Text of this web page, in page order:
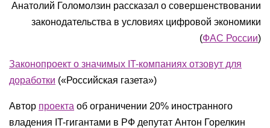
Анатолий Голомолзин рассказал о совершенствовании
законодательства в условиях цифровой экономики
(ФАС России)
Законопроект о значимых IT-компаниях отзовут для
доработки («Российская газета»)
Автор проекта об ограничении 20% иностранного
владения IT-гигантами в РФ депутат Антон Горелкин